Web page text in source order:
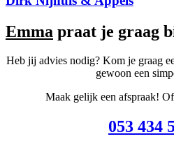
Emma praat je graag
Heb jij advies nodig? Kom je graag
gewoon een
Maak gelijk een afspraak!
053 434